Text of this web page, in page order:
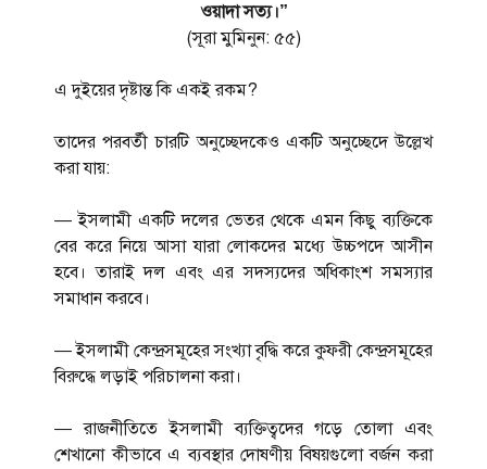
ওয়াদা সত্য।”
(সূরা মুমিনুন: ৫৫)
এ দুইয়ের দৃষ্টান্ত কি একই রকম?
তাদের পরবর্তী চারটি অনুচ্ছেদকেও একটি অনুচ্ছেদে উল্লেখ
করা যায়:
— ইসলামী একটি দলের ভেতর থেকে এমন কিছু ব্যক্তিকে
বের করে নিয়ে আসা যারা লোকদের মধ্যে উচ্চপদে আসীন
হবে। তারাই দল এবং এর সদস্যদের অধিকাংশ সমস্যার
সমাধান করবে।
— ইসলামী কেন্দ্রসমূহের সংখ্যা বৃদ্ধি করে কুফরী কেন্দ্রসমূহের
বিরুদ্ধে লড়াই পরিচালনা করা।
— রাজনীতিতে ইসলামী ব্যক্তিত্বদের গড়ে তোলা এবং
শেখানো কীভাবে এ ব্যবস্থার দোষণীয় বিষয়গুলো বর্জন করা